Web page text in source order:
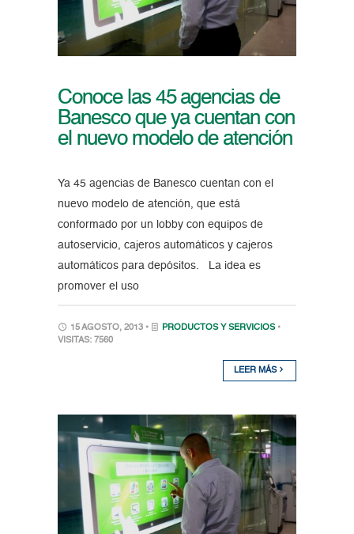
Conoce las 45 agencias de
Banesco que ya cuentan con
el nuevo modelo de atención
Ya 45 agencias de Banesco cuentan con el
nuevo modelo de atención, que está
conformado por un lobby con equipos de
autoservicio, cajeros automáticos y cajeros
automáticos para depósitos. La idea es
promover el uso
15 AGOSTO, 2013 • PRODUCTOS Y SERVICIOS •
VISITAS: 7560
LEER MÁS